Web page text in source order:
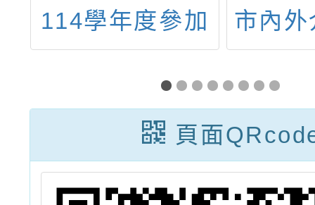
114學年度參加
在職進修人員注
意事項
市內
作
頁面